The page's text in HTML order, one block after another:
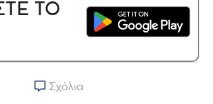
ΤΟ
Σχόλια